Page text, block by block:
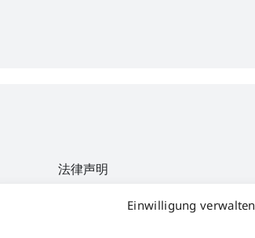
Einwilligung verwalten
法律声明